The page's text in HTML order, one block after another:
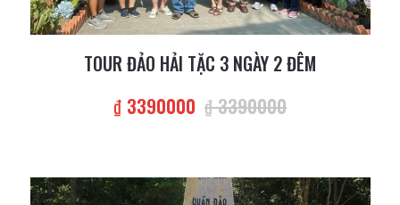
TOUR ĐẢO HẢI TẶC 3 NGÀY 2 ĐÊM
₫ 3390000 ₫ 3390000